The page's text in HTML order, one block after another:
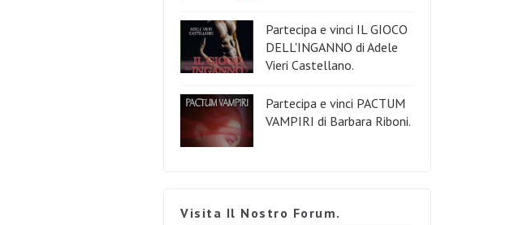
Partecipa e vinci IL GIOCO
DELL'INGANNO di Adele
Vieri Castellano.
Partecipa e vinci PACTUM
VAMPIRI di Barbara Riboni.
Visita Il Nostro Forum.